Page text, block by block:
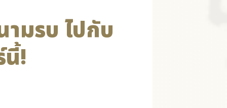
มรบ ไปกับ
นี้!